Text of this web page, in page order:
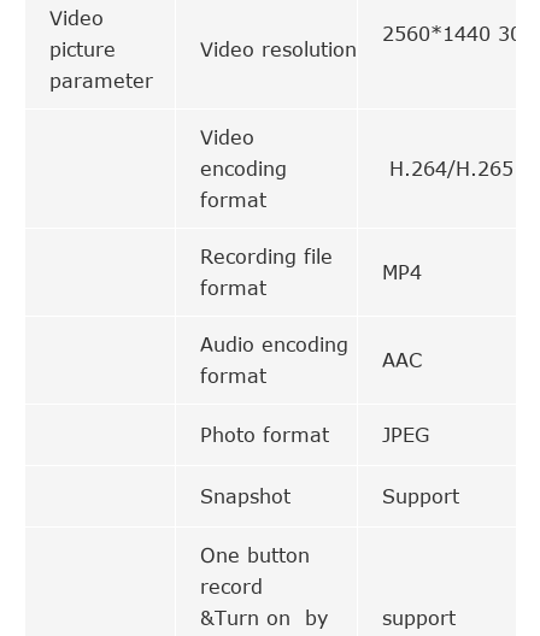
Video
picture
parameter
Video resolution
2560*1440
Video
encoding
format
H.264/H.265
Recording file
format
MP4
Audio encoding
format
AAC
Photo format JPEG
Snapshot Support
One button
record
&Turn on by
support